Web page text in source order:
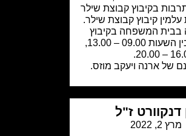
בקיבוץ קבוצת שילר
קבוצת שילר.
בקיבוץ
קבוצת שילר, בין השעות 09.00 – 13.00,
ויעקב מוזס.
ז"ל